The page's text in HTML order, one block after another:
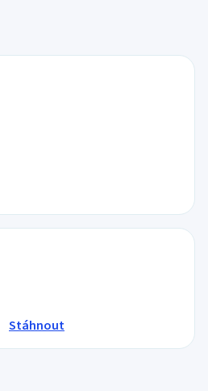
Stáhnout